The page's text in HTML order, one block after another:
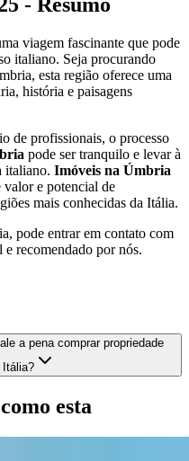
viagem fascinante que pode
italiano. Seja procurando
esta região oferece uma
história e paisagens
de profissionais, o processo
pode ser tranquilo e levar à
italiano. Imóveis na Úmbria
valor e potencial de
mais conhecidas da Itália.
pode entrar em contato com
recomendado por nós.
a pena comprar propriedade
Itália?
esta